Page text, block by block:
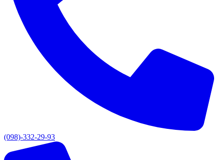
(098)-332-29-93